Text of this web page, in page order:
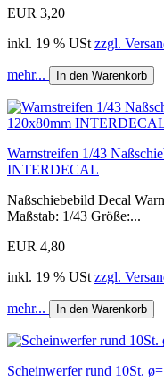
EUR 3,20
inkl. 19 % USt zzgl.
mehr... In den Warenkorb
Warnstreifen 1/43
INTERDECAL
Naßschiebebild Decal
Maßstab: 1/43 Größe:...
EUR 4,80
inkl. 19 % USt zzgl.
mehr... In den Warenkorb
Scheinwerfer rund 10St.